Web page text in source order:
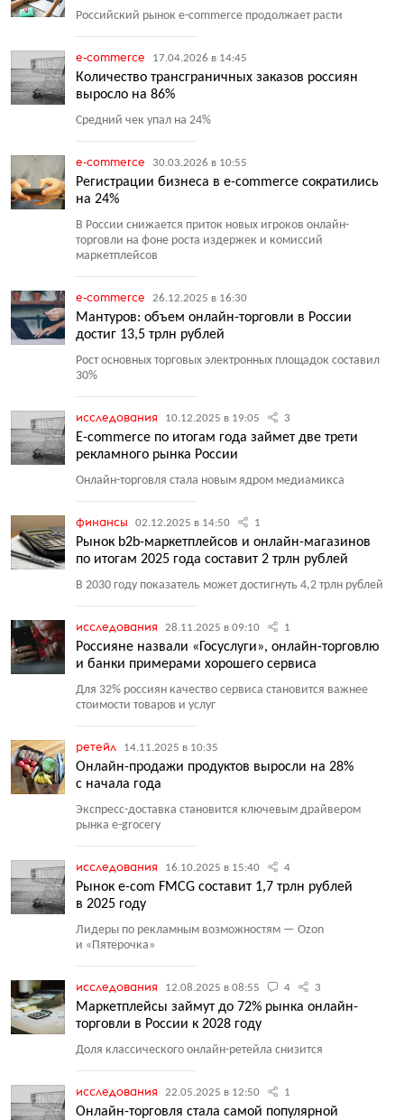
Российский рынок e-commerce продолжает расти
e-commerce 17.04.2026 в 14:45
Количество трансграничных заказов россиян
выросло на 86%
Средний чек упал на 24%
e-commerce 30.03.2026 в 10:55
Регистрации бизнеса в e-commerce сократились
на 24%
В России снижается приток новых игроков онлайн-
торговли на фоне роста издержек и комиссий
маркетплейсов
e-commerce 26.12.2025 в 16:30
Мантуров: объем онлайн-торговли в России
достиг 13,5 трлн рублей
Рост основных торговых электронных площадок составил
30%
исследования 10.12.2025 в 19:05 3
E-commerce по итогам года займет две трети
рекламного рынка России
Онлайн-торговля стала новым ядром медиамикса
финансы 02.12.2025 в 14:50 1
Рынок b2b-маркетплейсов и онлайн-магазинов
по итогам 2025 года составит 2 трлн рублей
В 2030 году показатель может достигнуть 4,2 трлн рублей
исследования 28.11.2025 в 09:10 1
Россияне назвали «Госуслуги», онлайн-торговлю
и банки примерами хорошего сервиса
Для 32% россиян качество сервиса становится важнее
стоимости товаров и услуг
ретейл 14.11.2025 в 10:35
Онлайн-продажи продуктов выросли на 28%
с начала года
Экспресс-доставка становится ключевым драйвером
рынка e-grocery
исследования 16.10.2025 в 15:40 4
Рынок e-com FMCG составит 1,7 трлн рублей
в 2025 году
Лидеры по рекламным возможностям — Ozon
и «Пятерочка»
исследования 12.08.2025 в 08:55 4 3
Маркетплейсы займут до 72% рынка онлайн-
торговли в России к 2028 году
Доля классического онлайн-ретейла снизится
исследования 22.05.2025 в 12:50 1
Онлайн-торговля стала самой популярной